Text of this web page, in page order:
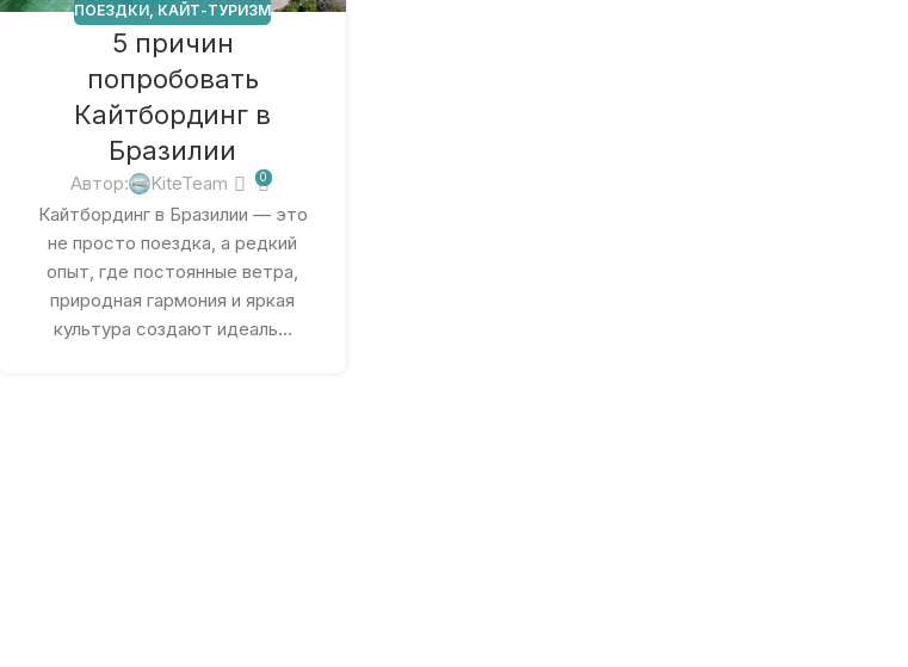
ПОЕЗДКИ, КАЙТ-ТУРИЗМ
5 причин
попробовать
Кайтбординг в
Бразилии
Автор: KiteTeam 0
Кайтбординг в Бразилии — это
не просто поездка, а редкий
опыт, где постоянные ветра,
природная гармония и яркая
культура создают идеаль...